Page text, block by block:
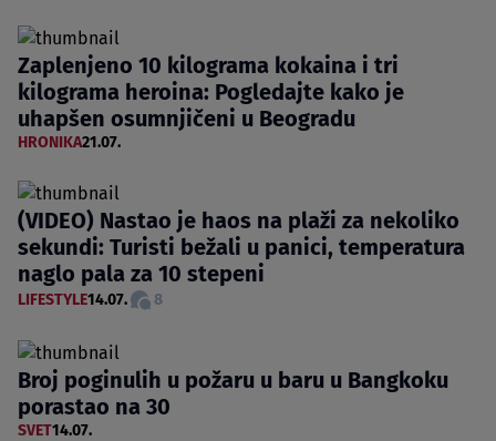
Zaplenjeno 10 kilograma kokaina i tri
kilograma heroina: Pogledajte kako je
uhapšen osumnjičeni u Beogradu
HRONIKA21.07.
(VIDEO) Nastao je haos na plaži za nekoliko
sekundi: Turisti bežali u panici, temperatura
naglo pala za 10 stepeni
LIFESTYLE14.07. 8
Broj poginulih u požaru u baru u Bangkoku
porastao na 30
SVET14.07.